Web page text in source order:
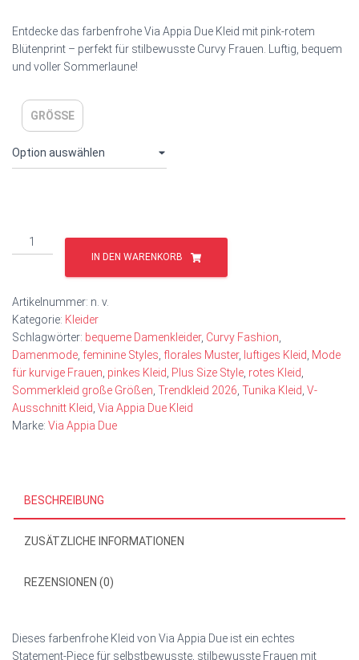
Entdecke das farbenfrohe Via Appia Due Kleid mit pink-rotem
Blütenprint – perfekt für stilbewusste Curvy Frauen. Luftig, bequem
und voller Sommerlaune!
GRÖSSE
IN DEN WARENKORB
Artikelnummer: n. v.
Kategorie: Kleider
Schlagwörter: bequeme Damenkleider, Curvy Fashion,
Damenmode, feminine Styles, florales Muster, luftiges Kleid, Mode
für kurvige Frauen, pinkes Kleid, Plus Size Style, rotes Kleid,
Sommerkleid große Größen, Trendkleid 2026, Tunika Kleid, V-
Ausschnitt Kleid, Via Appia Due Kleid
Marke: Via Appia Due
BESCHREIBUNG
ZUSÄTZLICHE INFORMATIONEN
REZENSIONEN (0)
Dieses farbenfrohe Kleid von Via Appia Due ist ein echtes
Statement-Piece für selbstbewusste, stilbewusste Frauen mit